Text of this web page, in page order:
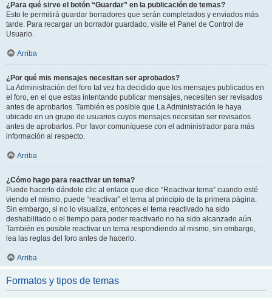
¿Para qué sirve el botón “Guardar” en la publicación de temas?
Esto le permitirá guardar borradores que serán completados y enviados más
tarde. Para recargar un borrador guardado, visite el Panel de Control de
Usuario.
Arriba
¿Por qué mis mensajes necesitan ser aprobados?
La Administración del foro tal vez ha decidido que los mensajes publicados en
el foro, en el que estas intentando publicar mensajes, necesiten ser revisados
antes de aprobarlos. También es posible que La Administración le haya
ubicado en un grupo de usuarios cuyos mensajes necesitan ser revisados
antes de aprobarlos. Por favor comuníquese con el administrador para más
información al respecto.
Arriba
¿Cómo hago para reactivar un tema?
Puede hacerlo dándole clic al enlace que dice “Reactivar tema” cuando esté
viendo el mismo, puede “reactivar” el tema al principio de la primera página.
Sin embargo, si no lo visualiza, entonces el tema reactivado ha sido
deshabilitado o el tiempo para poder reactivarlo no ha sido alcanzado aún.
También es posible reactivar un tema respondiendo al mismo, sin embargo,
lea las reglas del foro antes de hacerlo.
Arriba
Formatos y tipos de temas